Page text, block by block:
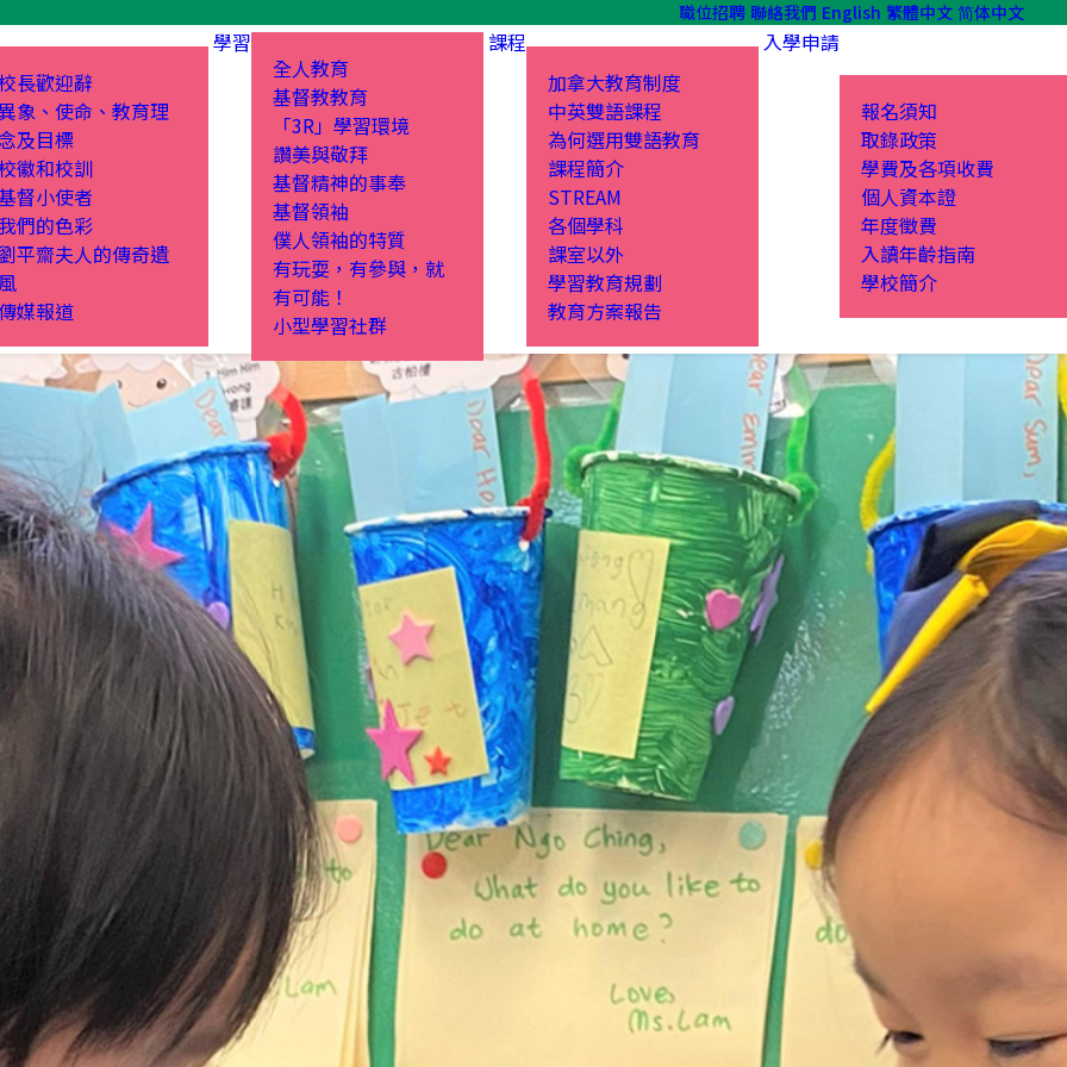
職位招聘 聯絡我們 English 繁體中文 简体中文
長歡迎辭
象、使命、教育理
及目標
徽和校訓
督小使者
們的色彩
平齋夫人的傳奇遺
媒報道
學習
全人教育
基督教教育
「3R」學習環境
讚美與敬拜
基督精神的事奉
基督領袖
僕人領袖的特質
有玩耍，有參與，就
有可能！
小型學習社群
課程
加拿大教育制度
中英雙語課程
為何選用雙語教育
課程簡介
STREAM
各個學科
課室以外
學習教育規劃
教育方案報告
入學申請
報名須知
取錄政策
學費及各項收費
個人資本證
年度徵費
入讀年齡指南
學校簡介